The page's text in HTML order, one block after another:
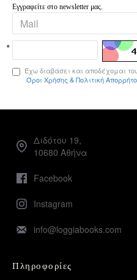
Εγγραφείτε στο newsletter μας.
Έχω διαβάσει και αποδέχομαι
Όροι Χρήσης & Πολιτική
Διδότου 19,
10680 Αθήνα
Facebook
Instagram
info@loggiabooks.com
Πληροφορίες